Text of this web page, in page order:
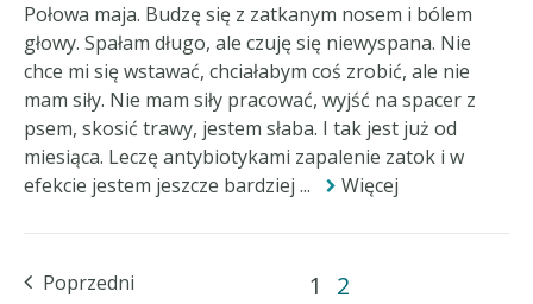
Połowa maja. Budzę się z zatkanym nosem i bólem
głowy. Spałam długo, ale czuję się niewyspana. Nie
chce mi się wstawać, chciałabym coś zrobić, ale nie
mam siły. Nie mam siły pracować, wyjść na spacer z
psem, skosić trawy, jestem słaba. I tak jest już od
miesiąca. Leczę antybiotykami zapalenie zatok i w
efekcie jestem jeszcze bardziej ...
Więcej
Poprzedni 1 2